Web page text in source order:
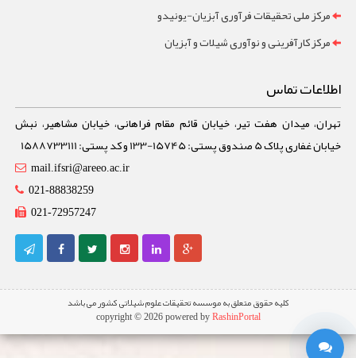
مرکز ملی تحقیقات فرآوری آبزیان-یونیدو
مرکز کارآفرینی و نوآوری شیلات و آبزیان
اطلاعات تماس
تهران، میدان هفت تیر، خیابان قائم مقام فراهانی، خیابان مشاهیر، نبش
خیابان غفاری پلاک 5 صندوق پستی: 15745-133 و کد پستی: 1588733111
mail.ifsri@areeo.ac.ir
021-88838259
021-72957247
کلیه حقوق متعلق به موسسه تحقیقات علوم شیلاتی کشور می باشد
copyright © 2026 powered by RashinPortal